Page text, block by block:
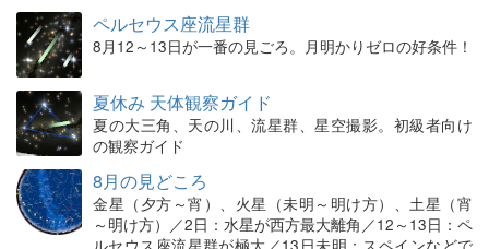
ペルセウス座流星群
8月12～13日が一番の見ごろ。月明かりゼロの好条件！
夏休み 天体観察ガイド
夏の大三角、天の川、流星群、星空撮影。初級者向け
の観察ガイド
8月の見どころ
金星（夕方～宵）、火星（未明～明け方）、土星（宵
～明け方）／2日：水星が西方最大離角／12～13日：ペ